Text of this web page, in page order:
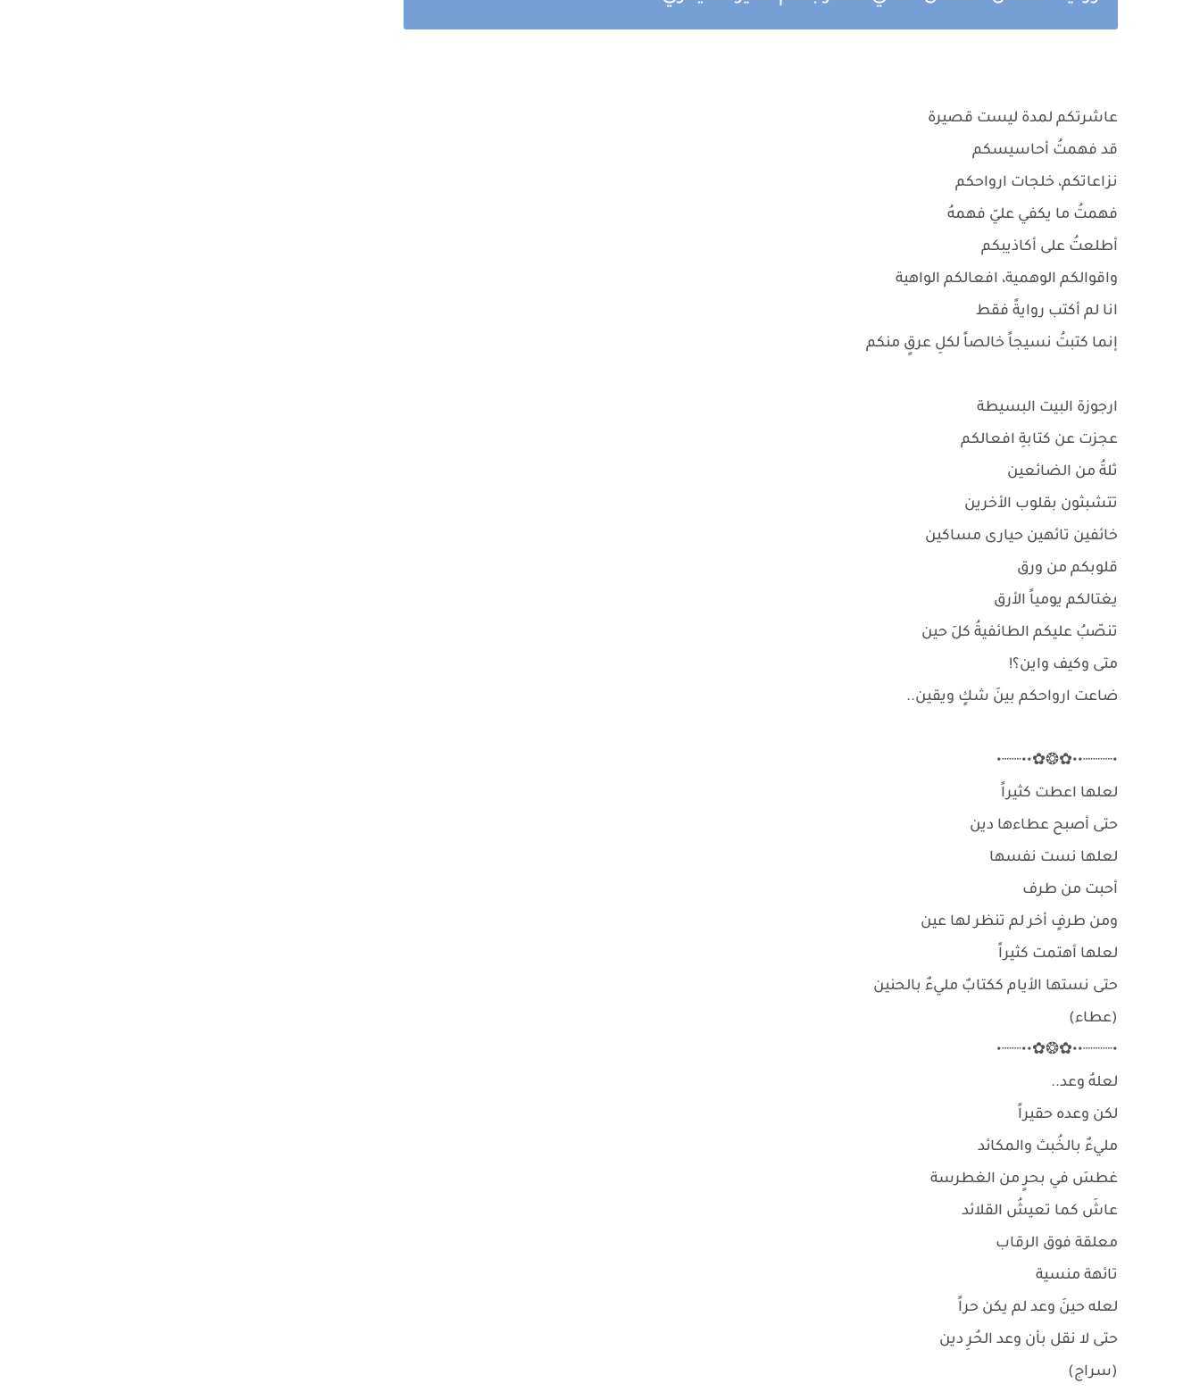
عاشرتكم لمدة ليست قصيرة
قد فهمتُ أحاسيسكم
نزاعاتكم، خلجات ارواحكم
فهمتُ ما يكفي عليّ فهمهُ
أطلعتُ على أكاذيبكم
واقوالكم الوهمية، افعالكم الواهية
انا لم أكتب روايةً فقط
إنما كتبتُ نسيجاً خالصاً لكلِ عرقٍ منكم
ارجوزة البيت البسيطة
عجزت عن كتابةِ افعالكم
ثلةُ من الضائعين
تتشبثون بقلوب الأخرين
خائفين تائهين حيارى مساكين
قلوبكم من ورق
يغتالكم يومياً الأرق
تنصّبُ عليكم الطائفيةُ كلَ حين
متى وكيف واين؟!
ضاعت ارواحكم بينَ شكٍ ويقين..
•┈┈┈••✿❂✿••┈┈•
لعلها اعطت كثيراً
حتى أصبح عطاءها دين
لعلها نست نفسها
أحبت من طرف
ومن طرفٍ أخر لم تنظر لها عين
لعلها أهتمت كثيراً
حتى نستها الأيام ككتابٌ مليءٌ بالحنين
(عطاء)
•┈┈┈••✿❂✿••┈┈•
لعلهُ وعد..
لكن وعده حقيراً
مليءٌ بالخُبث والمكائد
غطسَ في بحرٍ من الغطرسة
عاشَ كما تعيشُ القلائد
معلقة فوق الرقاب
تائهة منسية
لعله حينَ وعد لم يكن حراً
حتى لا نقل بأن وعد الحُرِ دين
(سراج)